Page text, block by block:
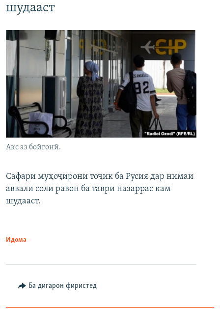
шудааст
Акс аз бойгонӣ.
Сафари муҳоҷирони тоҷик ба Русия дар нимаи
аввали соли равон ба таври назаррас кам
шудааст.
Идома
Ба дигарон фиристед